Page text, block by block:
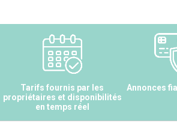
Tarifs fournis par les
propriétaires et disponibilités
en temps réel
Annonces